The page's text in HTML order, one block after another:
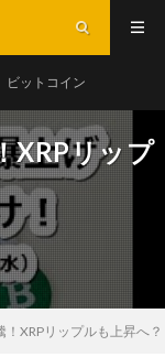
ビットコイン
XRPリップ
XRPリップルも上昇へ？